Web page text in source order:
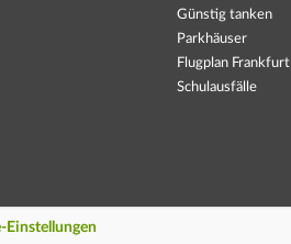
Günstig tanken
Parkhäuser
Flugplan Frankfurt
Schulausfälle
Einstellungen